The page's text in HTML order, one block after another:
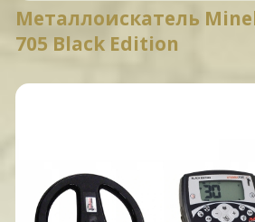
Металлоискатель
705 Black Edition